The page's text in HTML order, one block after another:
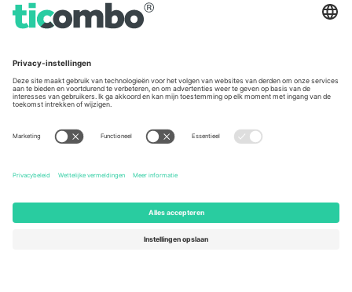
Unter den Linden 24, 10117
Berlin, Germany
167 City Road, London, Greater
131 Continental Dr, Suite 305,
Newark, Delaware 19713, United
Engelberg, Switzerland